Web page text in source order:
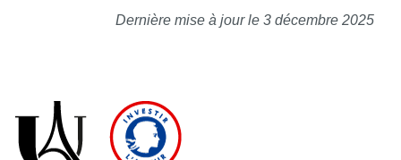
Dernière mise à jour le 3 décembre 2025